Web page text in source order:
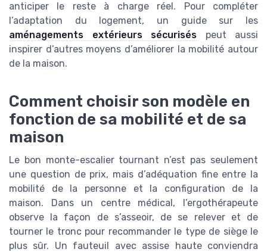
anticiper le reste à charge réel. Pour compléter
l’adaptation du logement, un guide sur les
aménagements extérieurs sécurisés peut aussi
inspirer d’autres moyens d’améliorer la mobilité autour
de la maison.
Comment choisir son modèle en
fonction de sa mobilité et de sa
maison
Le bon monte-escalier tournant n’est pas seulement
une question de prix, mais d’adéquation fine entre la
mobilité de la personne et la configuration de la
maison. Dans un centre médical, l’ergothérapeute
observe la façon de s’asseoir, de se relever et de
tourner le tronc pour recommander le type de siège le
plus sûr. Un fauteuil avec assise haute conviendra